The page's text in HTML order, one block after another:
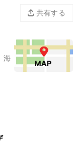
共有する
海